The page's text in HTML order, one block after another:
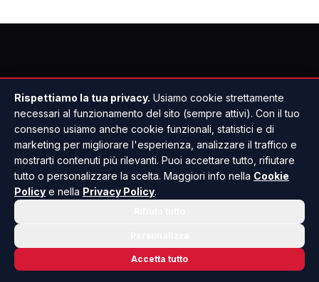
Rispettiamo la tua privacy. Usiamo cookie strettamente
necessari al funzionamento del sito (sempre attivi). Con il tuo
consenso usiamo anche cookie funzionali, statistici e di
marketing per migliorare l'esperienza, analizzare il traffico e
mostrarti contenuti più rilevanti. Puoi accettare tutto, rifiutare
tutto o personalizzare la scelta. Maggiori info nella Cookie
Policy e nella Privacy Policy.
Accetta tutto